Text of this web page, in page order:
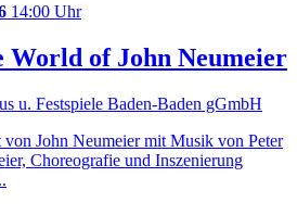
14:00 Uhr
World of John Neumeier
u. Festspiele Baden-Baden gGmbH
von John Neumeier mit Musik von Peter
Choreografie und Inszenierung